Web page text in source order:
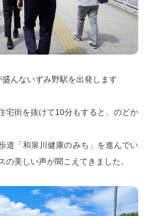
んないずみ野駅を出発します
宅街を抜けて10分もすると、のどか
道「和泉川健康のみち」を進んでい
の美しい声が聞こえてきました。